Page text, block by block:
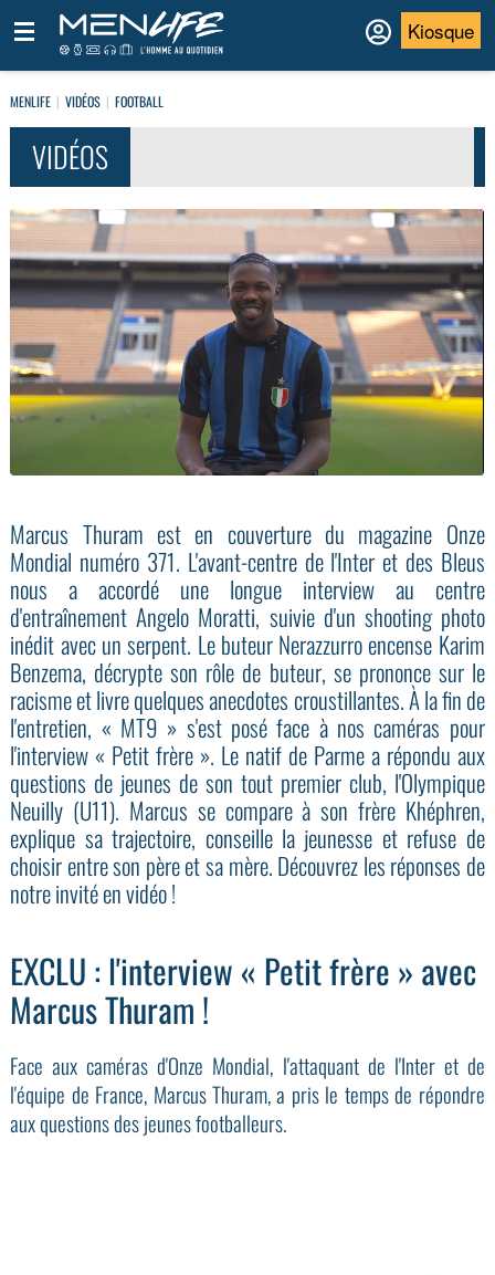
Kiosque
MENLIFE VIDÉOS FOOTBALL
VIDÉOS
Marcus Thuram est en couverture du magazine Onze
Mondial numéro 371. L'avant-centre de l'Inter et des Bleus
nous a accordé une longue interview au centre
d'entraînement Angelo Moratti, suivie d'un shooting photo
inédit avec un serpent. Le buteur Nerazzurro encense Karim
Benzema, décrypte son rôle de buteur, se prononce sur le
racisme et livre quelques anecdotes croustillantes. À la fin de
l'entretien, « MT9 » s'est posé face à nos caméras pour
l'interview « Petit frère ». Le natif de Parme a répondu aux
questions de jeunes de son tout premier club, l'Olympique
Neuilly (U11). Marcus se compare à son frère Khéphren,
explique sa trajectoire, conseille la jeunesse et refuse de
choisir entre son père et sa mère. Découvrez les réponses de
notre invité en vidéo !
EXCLU : l'interview « Petit frère » avec
Marcus Thuram !
Face aux caméras d'Onze Mondial, l'attaquant de l'Inter et de
l'équipe de France, Marcus Thuram, a pris le temps de répondre
aux questions des jeunes footballeurs.